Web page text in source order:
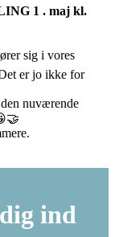
1 . maj kl.
sig i vores
er jo ikke for
nuværende
ind